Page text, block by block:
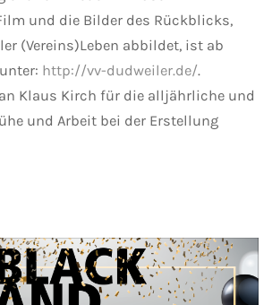
und die Bilder des Rückblicks,
(Vereins)Leben abbildet, ist ab
http://vv-dudweiler.de/.
Klaus Kirch für die alljährliche und
und Arbeit bei der Erstellung